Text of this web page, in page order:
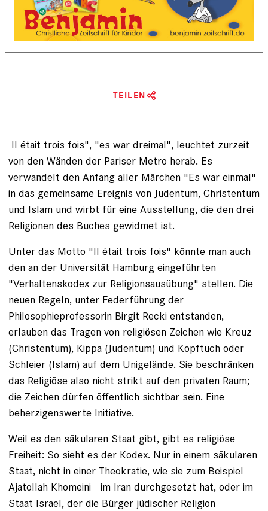
TEILEN
Il était trois fois", "es war dreimal", leuchtet zurzeit
von den Wänden der Pariser Metro herab. Es
verwandelt den Anfang aller Märchen "Es war einmal"
in das gemeinsame Ereignis von Judentum, Christentum
und Islam und wirbt für eine Ausstellung, die den drei
Religionen des Buches gewidmet ist.
Unter das Motto "Il était trois fois" könnte man auch
den an der Universität Hamburg eingeführten
"Verhaltenskodex zur Religionsausübung" stellen. Die
neuen Regeln, unter Federführung der
Philosophieprofes­sorin Birgit Recki entstanden,
erlauben das Tragen von religiösen Zeichen wie Kreuz
(Christentum), Kippa ­(Judentum) und Kopftuch oder
Schleier (Islam) auf dem Unigelände. Sie beschränken
das Religiöse also nicht strikt auf den privaten Raum;
die Zeichen dürfen öffentlich sichtbar sein. Eine
beherzigenswerte Initiative.
Weil es den säkularen Staat gibt, gibt es religiöse
Freiheit: So sieht es der Kodex. Nur in einem säkularen
Staat, nicht in einer Theokratie, wie sie zum Beispiel
Ajatollah Khomeini ­ im Iran durchgesetzt hat, oder im
Staat ­Israel, der die Bürger jüdischer Religion